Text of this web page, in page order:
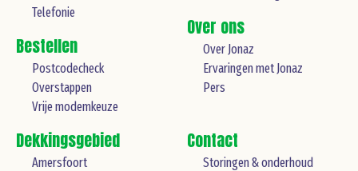
Telefonie
Bestellen
Postcodecheck
Overstappen
Vrije modemkeuze
Over ons
Over Jonaz
Ervaringen met Jonaz
Pers
Dekkingsgebied
Amersfoort
Contact
Storingen & onderhoud